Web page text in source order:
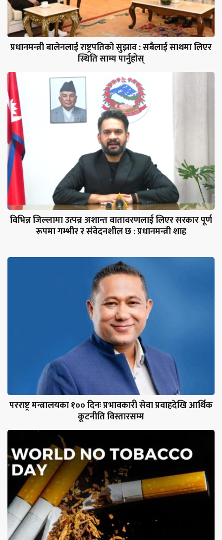
प्रधानमन्त्री बालेनलाई राष्ट्रपतिको सुझाव : सबैलाई साथमा लिएर
स्थिति साम्य पार्नुहोस्
विभिन्न जिल्लामा उत्पन्न अशान्त वातावरणलाई लिएर सरकार पूर्ण
रूपमा गम्भीर र संवेदनशील छ : प्रधानमन्त्री शाह
परराष्ट्र मन्त्रालयका १०० दिनः प्रभावकारी सेवा प्रवाहदेखि आर्थिक
कूटनीति विस्तारसम्म